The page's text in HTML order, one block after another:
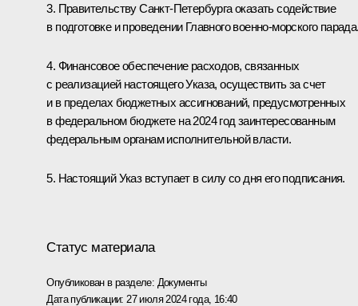
3. Правительству Санкт-Петербурга оказать содействие
в подготовке и проведении Главного военно-морского
4. Финансовое обеспечение расходов, связанных
с реализацией настоящего Указа, осуществить за счет
и в пределах бюджетных ассигнований, предусмотренных
в федеральном бюджете на 2024 год заинтересованным
федеральным органам исполнительной власти.
5. Настоящий Указ вступает в силу со дня его подписания.
Статус материала
Опубликован в разделе: Документы
Дата публикации: 27 июля 2024 года, 16:40